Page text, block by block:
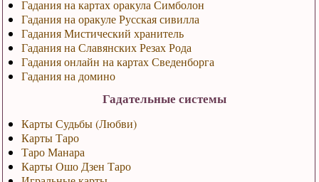
Гадания на картах оракула Симболон
Гадания на оракуле Русская сивилла
Гадания Мистический хранитель
Гадания на Славянских Резах Рода
Гадания онлайн на картах Сведенборга
Гадания на домино
Гадательные системы
Карты Судьбы (Любви)
Карты Таро
Таро Манара
Карты Ошо Дзен Таро